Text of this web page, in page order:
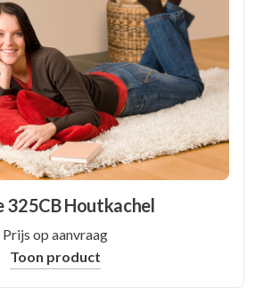
325CB Houtkachel
Prijs op aanvraag
Toon product